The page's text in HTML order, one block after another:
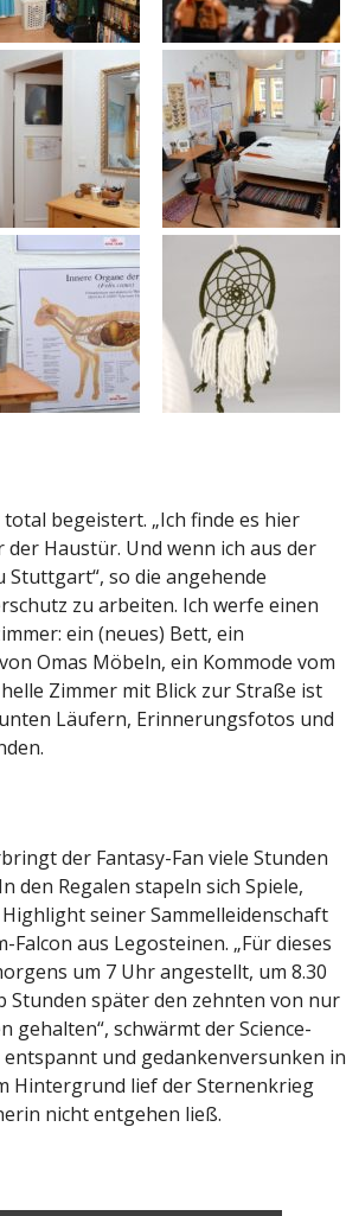
begeistert. „Ich finde es hier
Haustür. Und wenn ich aus der
Stuttgart“, so die angehende
zu arbeiten. Ich werfe einen
ein (neues) Bett, ein
Omas Möbeln, ein Kommode vom
Zimmer mit Blick zur Straße ist
Läufern, Erinnerungsfotos und
der Fantasy-Fan viele Stunden
den Regalen stapeln sich Spiele,
seiner Sammelleidenschaft
aus Legosteinen. „Für dieses
um 7 Uhr angestellt, um 8.30
später den zehnten von nur
gehalten“, schwärmt der Science-
entspannt und gedankenversunken in
Hintergrund lief der Sternenkrieg
nicht entgehen ließ.